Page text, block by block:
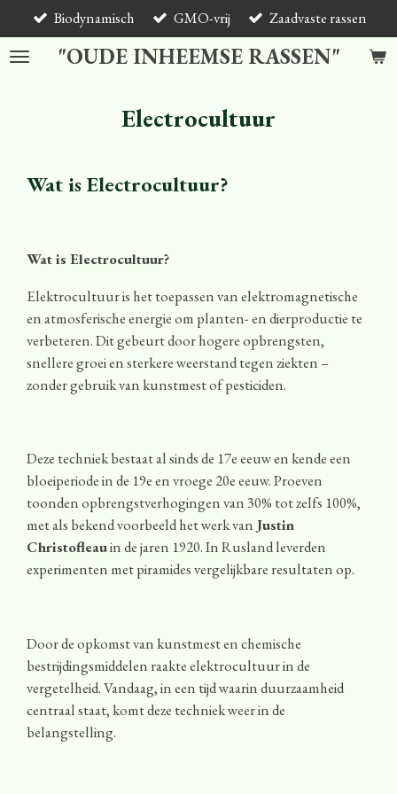
direct
naar
"OUDE INHEEMSE RASSEN"
Biodynamisch GMO-vrij Zaadvaste rassen
Electrocultuur
Wat is Electrocultuur?
Wat is Electrocultuur?
Elektrocultuur is het toepassen van elektromagnetische
en atmosferische energie om planten- en dierproductie te
verbeteren. Dit gebeurt door hogere opbrengsten,
snellere groei en sterkere weerstand tegen ziekten –
zonder gebruik van kunstmest of pesticiden.
Deze techniek bestaat al sinds de 17e eeuw en kende een
bloeiperiode in de 19e en vroege 20e eeuw. Proeven
toonden opbrengstverhogingen van 30% tot zelfs 100%,
met als bekend voorbeeld het werk van Justin
Christofleauin de jaren 1920. In Rusland leverden
experimenten met piramides vergelijkbare resultaten op.
Door de opkomst van kunstmest en chemische
bestrijdingsmiddelen raakte elektrocultuur in de
vergetelheid. Vandaag, in een tijd waarin duurzaamheid
centraal staat, komt deze techniek weer in de
belangstelling.